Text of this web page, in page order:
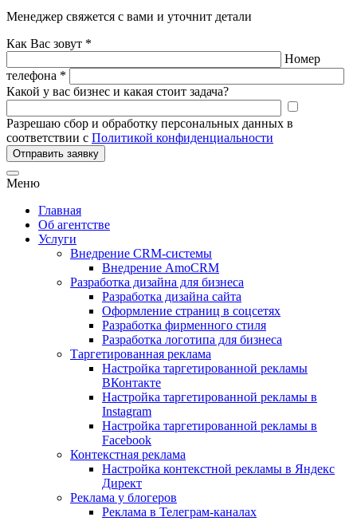
Менеджер свяжется с вами и уточнит детали
Как Вас зовут *
Номер
телефона *
Какой у вас бизнес и какая стоит задача?
Разрешаю сбор и обработку персональных данных в
соответствии с Политикой конфиденциальности
Отправить заявку
Меню
Главная
Об агентстве
Услуги
Внедрение CRM-системы
Внедрение AmoCRM
Разработка дизайна для бизнеса
Разработка дизайна сайта
Оформление страниц в соцсетях
Разработка фирменного стиля
Разработка логотипа для бизнеса
Таргетированная реклама
Настройка таргетированной рекламы
ВКонтакте
Настройка таргетированной рекламы в
Instagram
Настройка таргетированной рекламы в
Facebook
Контекстная реклама
Настройка контекстной рекламы в Яндекс
Директ
Реклама у блогеров
Реклама в Телеграм-каналах